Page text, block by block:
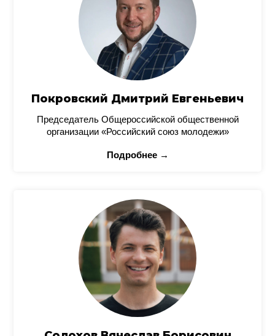
Покровский Дмитрий Евгеньевич
Председатель Общероссийской общественной
организации «Российский союз молодежи»
Подробнее →